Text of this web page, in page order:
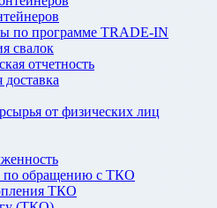
по программе TRADE-IN
свалок
отчетность
доставка
от физических лиц
по обращению с ТКО
ТКО